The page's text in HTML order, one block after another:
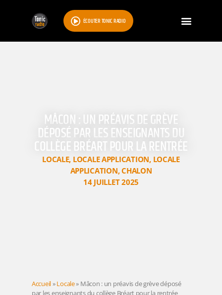
ÉCOUTER TONIC RADIO
MÂCON : UN PRÉAVIS DE GRÈVE
DÉPOSÉ PAR LES ENSEIGNANTS DU
COLLÈGE BRÉART POUR LA RENTRÉE
LOCALE, LOCALE APPLICATION, LOCALE
APPLICATION,CHALON
14 JUILLET 2025
Accueil»Locale» Mâcon : un préavis de grève déposé
par les enseignants du collège Bréart pour la rentrée